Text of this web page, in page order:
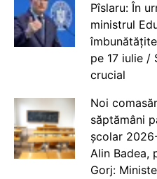
Pîslaru: În
ministrul
pe 17 iulie /
crucial
Noi
săptămâni
școlar
Alin Badea,
Gorj: